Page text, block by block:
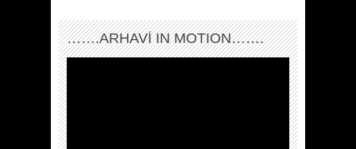
…….ARHAVI IN MOTION…….